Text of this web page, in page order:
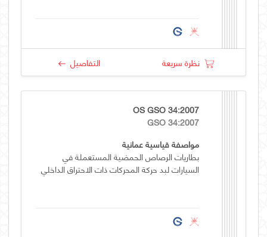
نظرة سريعة التفاصيل
OS GSO 34:2007
GSO 34:2007
مواصفة قياسية عمانية
بطاريات الرصاص الحمضية المستعملة في
السيارات لبد حركة المحركات ذات الاحتراق الداخلي